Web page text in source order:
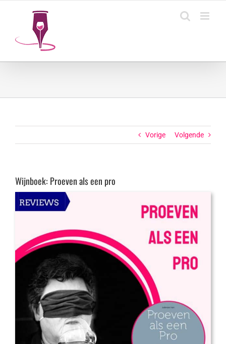
Vorige Volgende
Wijnboek: Proeven als een pro